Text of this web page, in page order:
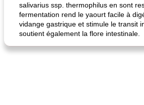
salivarius ssp. thermophilus en sont
fermentation rend le yaourt facile à
vidange gastrique et stimule le transit
soutient également la flore intestinale.